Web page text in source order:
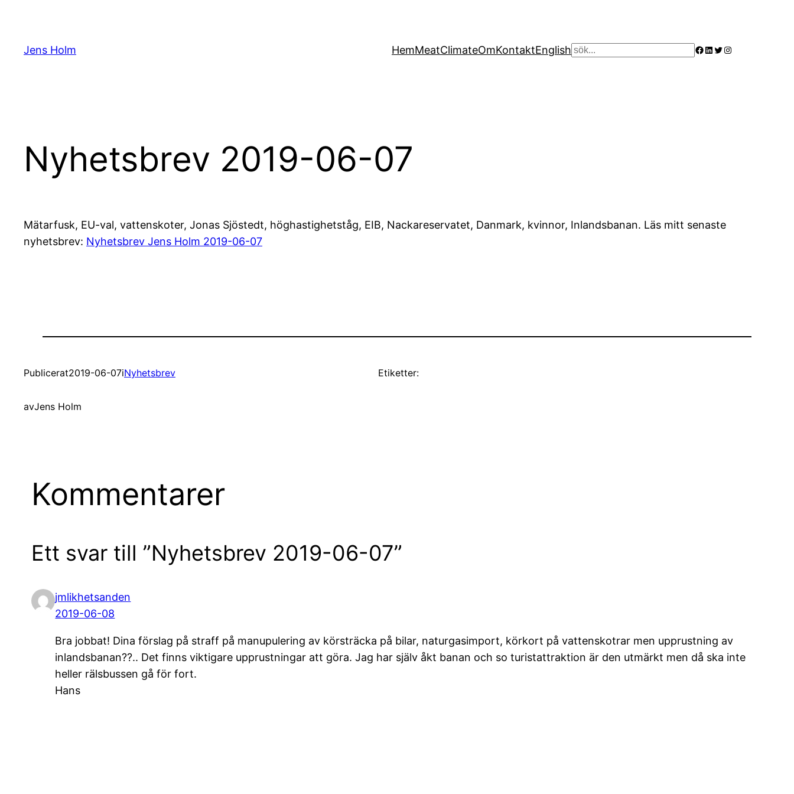
innehåll
Jens Holm HemMeatClimateOmKontaktEnglish Sök Facebook
LinkedIn
Twitter
Instagram
Nyhetsbrev 2019-06-07
Mätarfusk, EU-val, vattenskoter, Jonas Sjöstedt, höghastighetståg, EIB, Nackareservatet, Danmark, kvinnor, Inlandsbanan. Läs mitt senaste
nyhetsbrev: Nyhetsbrev Jens Holm 2019-06-07
Publicerat2019-06-07iNyhetsbrev
avJens Holm
Etiketter:
Kommentarer
Ett svar till ”Nyhetsbrev 2019-06-07”
jmlikhetsanden
2019-06-08
Bra jobbat! Dina förslag på straff på manupulering av körsträcka på bilar, naturgasimport, körkort på vattenskotrar men upprustning av
inlandsbanan??.. Det finns viktigare upprustningar att göra. Jag har själv åkt banan och so turistattraktion är den utmärkt men då ska inte
heller rälsbussen gå för fort.
Hans